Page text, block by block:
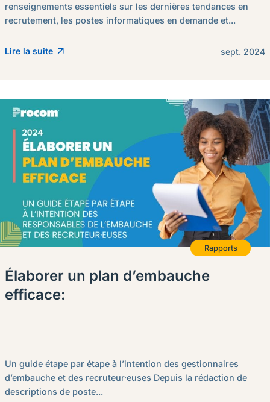
renseignements essentiels sur les dernières tendances en
recrutement, les postes informatiques en demande et...
Lire la suite sept. 2024
Rapports
Élaborer un plan d’embauche
efficace:
Un guide étape par étape à l’intention des gestionnaires
d’embauche et des recruteur·euses Depuis la rédaction de
descriptions de poste...